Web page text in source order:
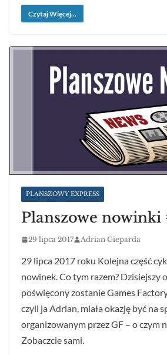
Czytaj Więcej...
PLANSZOWY EXPRESS
Planszowe nowinki
29 lipca 2017 Adrian Gieparda
29 lipca 2017 roku Kolejna część
nowinek. Co tym razem? Dzisiejszy
poświęcony zostanie Games
czyli ja Adrian, miała okazję być na
organizowanym przez GF – o czym
Zobaczcie sami.